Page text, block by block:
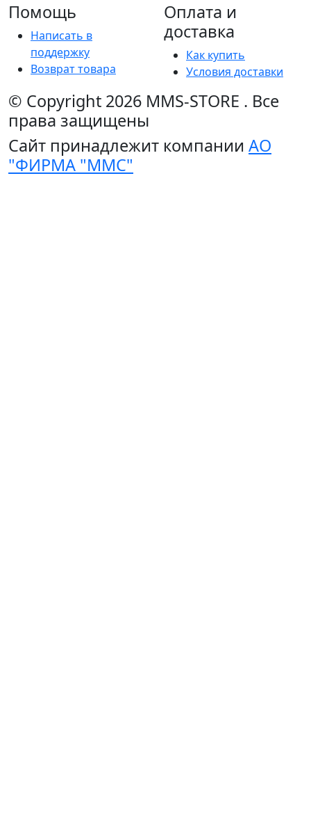
Помощь
Написать в
поддержку
Возврат товара
Оплата и
доставка
Как купить
Условия доставки
© Copyright 2026 MMS-STORE . Все
права защищены
Сайт принадлежит компании АО
"ФИРМА "ММС"